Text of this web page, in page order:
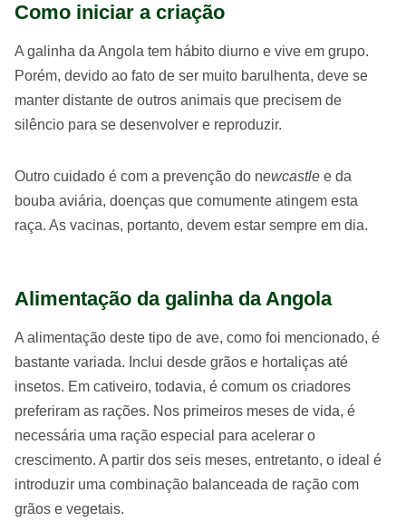
Como iniciar a criação
A galinha da Angola tem hábito diurno e vive em grupo.
Porém, devido ao fato de ser muito barulhenta, deve se
manter distante de outros animais que precisem de
silêncio para se desenvolver e reproduzir.
Outro cuidado é com a prevenção do newcastle e da
bouba aviária, doenças que comumente atingem esta
raça. As vacinas, portanto, devem estar sempre em dia.
Alimentação da galinha da Angola
A alimentação deste tipo de ave, como foi mencionado, é
bastante variada. Inclui desde grãos e hortaliças até
insetos. Em cativeiro, todavia, é comum os criadores
preferiram as rações. Nos primeiros meses de vida, é
necessária uma ração especial para acelerar o
crescimento. A partir dos seis meses, entretanto, o ideal é
introduzir uma combinação balanceada de ração com
grãos e vegetais.